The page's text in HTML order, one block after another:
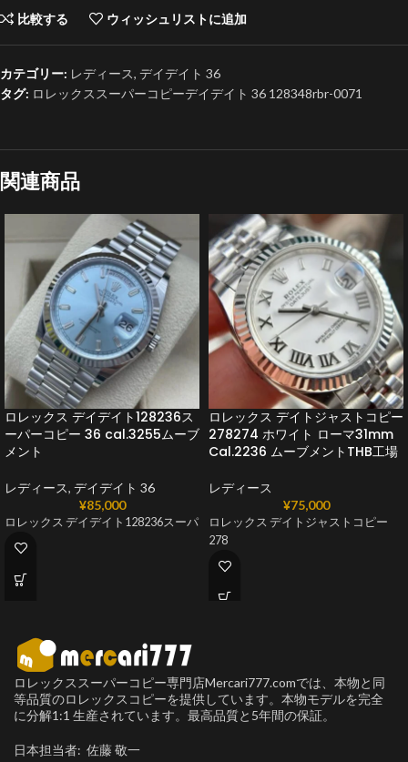
比較する ウィッシュリストに追加
カテゴリー: レディース, デイデイト 36
タグ: ロレックススーパーコピーデイデイト 36 128348rbr-0071
関連商品
ロレックス デイデイト128236ス
ーパーコピー 36 cal.3255ムーブ
メント
レディース, デイデイト 36
¥85,000
ロレックス デイデイト128236スーパ
ロレックス デイトジャストコピー
278274 ホワイト ローマ31mm
Cal.2236 ムーブメントTHB工場
レディース
¥75,000
ロレックス デイトジャストコピー
278
ロレックススーパーコピー専門店Mercari777.comでは、本物と同
等品質のロレックスコピーを提供しています。本物モデルを完全
に分解1:1 生産されています。最高品質と5年間の保証。
日本担当者: 佐藤 敬一